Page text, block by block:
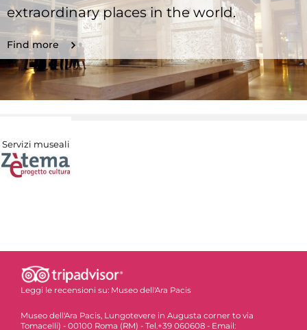
extraordinary places in the world.
Find more
Servizi museali
Leggi le recensioni su: Museo dell'Ara Pacis
Museo dell'Ara Pacis, Lungotevere in Augusta corner to via
Tomacelli) - 00100 Roma (RM) - Tel.+39 060608 - Email: